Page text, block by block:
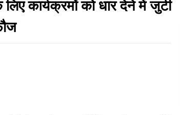
September 7, 2023
कार्यक्रमों को धार देने में जुटी